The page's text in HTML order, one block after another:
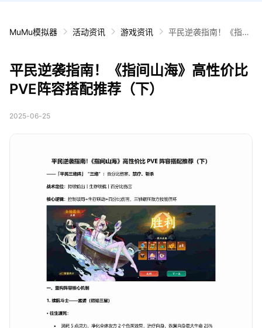
MuMu模拟器 活动资讯 游戏资讯
平民逆袭指南！《指间
平民逆袭指南！《指间山海》高性价比
PVE阵容搭配推荐（下）
2025-06-25